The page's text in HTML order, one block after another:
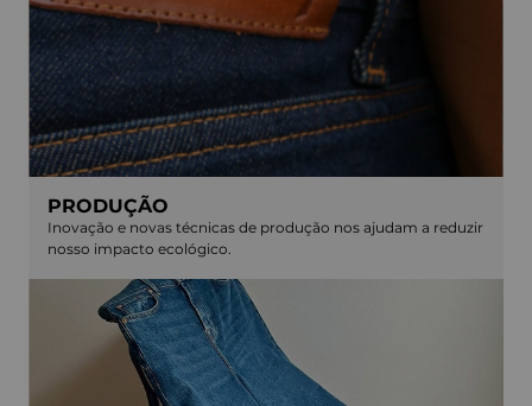
PRODUÇÃO
Inovação e novas técnicas de produção nos ajudam a reduzir
nosso impacto ecológico.